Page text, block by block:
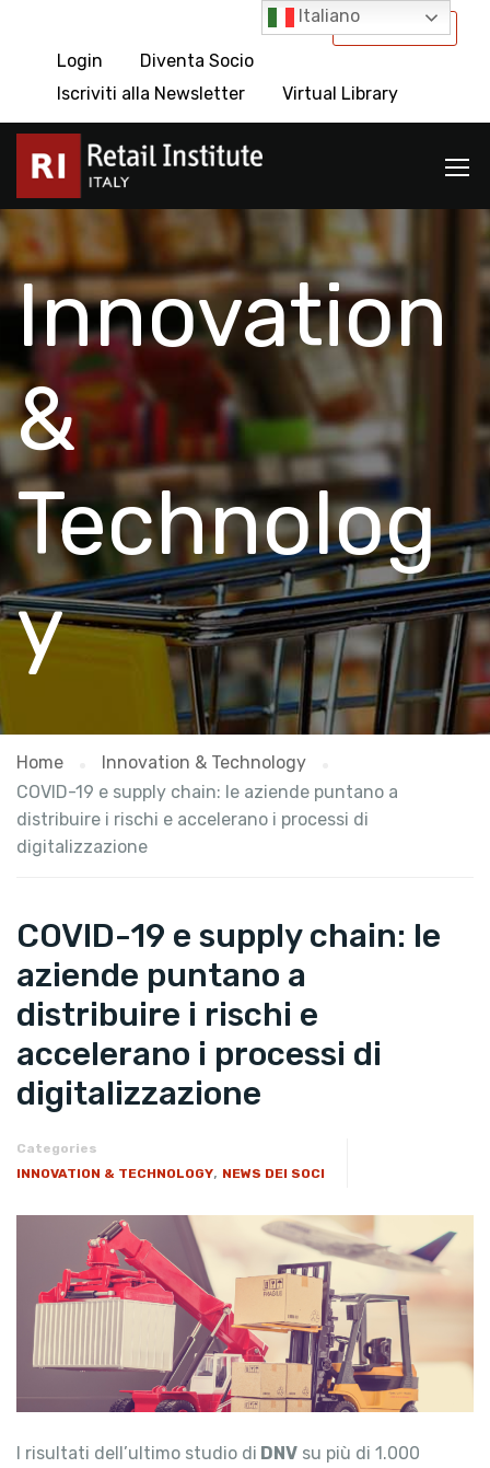
International
Login
Diventa Socio
Iscriviti alla Newsletter
Virtual Library
Innovation
&
Technolog
y
Home
Innovation & Technology
COVID-19 e supply chain: le aziende puntano a
distribuire i rischi e accelerano i processi di
digitalizzazione
COVID-19 e supply chain: le
aziende puntano a
distribuire i rischi e
accelerano i processi di
digitalizzazione
Categories
INNOVATION & TECHNOLOGY, NEWS DEI SOCI
I risultati dell’ultimo studio di DNV su più di 1.000
Italiano